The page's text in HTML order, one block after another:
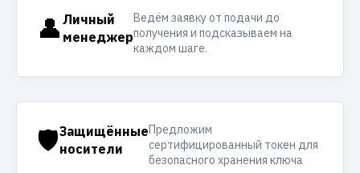
👤 Личный
менеджер
Ведём заявку от подачи до
получения и подсказываем на
каждом шаге.
🛡️Защищённые
носители
Предложим
сертифицированный токен для
безопасного хранения ключа